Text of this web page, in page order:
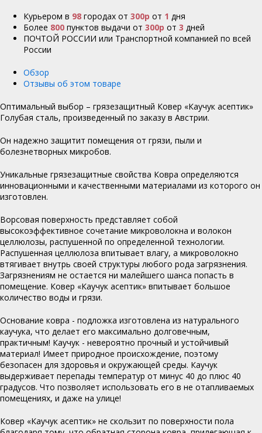
Курьером в 98 городах от 300р от 1 дня
Более 800 пунктов выдачи от 300р от 3 дней
ПОЧТОЙ РОССИИ или Транспортной компанией по всей
России
Обзор
Отзывы об этом товаре
Оптимальный выбор – грязезащитный Ковер «Каучук асептик»
Голубая сталь, произведенный по заказу в Австрии.
Он надежно защитит помещения от грязи, пыли и
болезнетворных микробов.
Уникальные грязезащитные свойства Ковра определяются
инновационными и качественными материалами из которого он
изготовлен.
Ворсовая поверхность представляет собой
высокоэффективное сочетание микроволокна и волокон
целлюлозы, распушенной по определенной технологии.
Распушенная целлюлоза впитывает влагу, а микроволокно
втягивает внутрь своей структуры любого рода загрязнения.
Загрязнениям не остается ни малейшего шанса попасть в
помещение. Ковер «Каучук асептик» впитывает большое
количество воды и грязи.
Основание ковра - подложка изготовлена из натурального
каучука, что делает его максимально долговечным,
практичным! Каучук - невероятно прочный и устойчивый
материал! Имеет природное происхождение, поэтому
безопасен для здоровья и окружающей среды. Каучук
выдерживает перепады температур от минус 40 до плюс 40
градусов. Что позволяет использовать его в не отапливаемых
помещениях, и даже на улице!
Ковер «Каучук асептик» не скользит по поверхности пола